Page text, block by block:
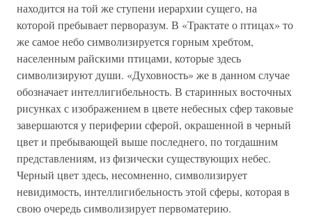
находится на той же ступени иерархии сущего, на
которой пребывает перворазум. В «Трактате о птицах» то
же самое небо символизируется горным хребтом,
населенным райскими птицами, которые здесь
символизируют души. «Духовность» же в данном случае
обозначает интеллигибельность. В старинных восточных
рисунках с изображением в цвете небесных сфер таковые
завершаются у периферии сферой, окрашенной в черный
цвет и пребывающей выше последнего, по тогдашним
представлениям, из физически существующих небес.
Черный цвет здесь, несомненно, символизирует
невидимость, интеллигибельность этой сферы, которая в
свою очередь символизирует первоматерию.